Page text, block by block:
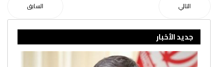
السابق التالي
جديد الأخبار